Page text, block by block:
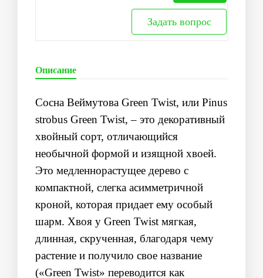
Задать вопрос
Описание
Сосна Веймутова Green Twist, или Pinus
strobus Green Twist, – это декоративный
хвойный сорт, отличающийся
необычной формой и изящной хвоей.
Это медленнорастущее дерево с
компактной, слегка асимметричной
кроной, которая придает ему особый
шарм. Хвоя у Green Twist мягкая,
длинная, скрученная, благодаря чему
растение и получило свое название
(«Green Twist» переводится как